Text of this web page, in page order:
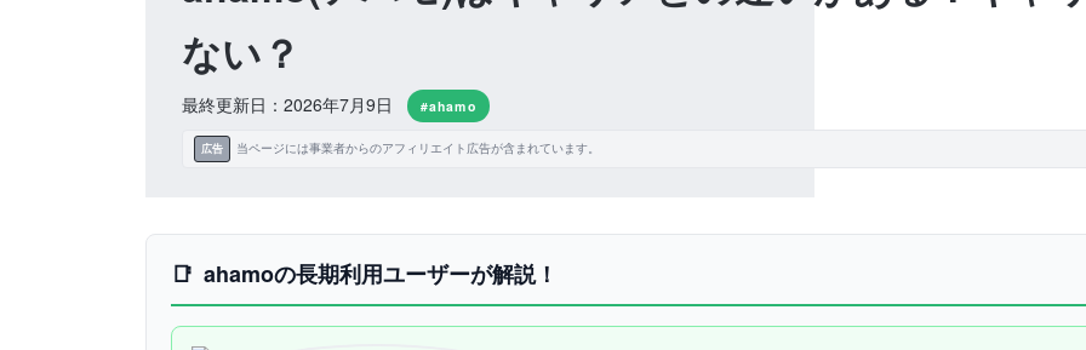
ない？
最終更新日：2026年7月9日 #ahamo
広告 当ページには事業者からのアフィリエイト広告が含まれています。
ahamoの長期利用ユーザーが解説！